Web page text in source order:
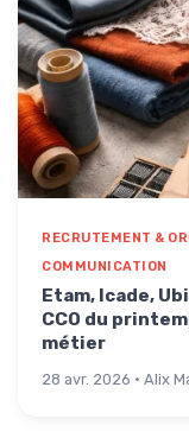
RECRUTEMENT &
COMMUNICATION
Etam, Icade,
CCO du
métier
28 avr. 2026 · Alix